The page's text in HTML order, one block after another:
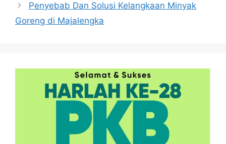
Penyebab Dan Solusi Kelangkaan Minyak
Goreng di Majalengka